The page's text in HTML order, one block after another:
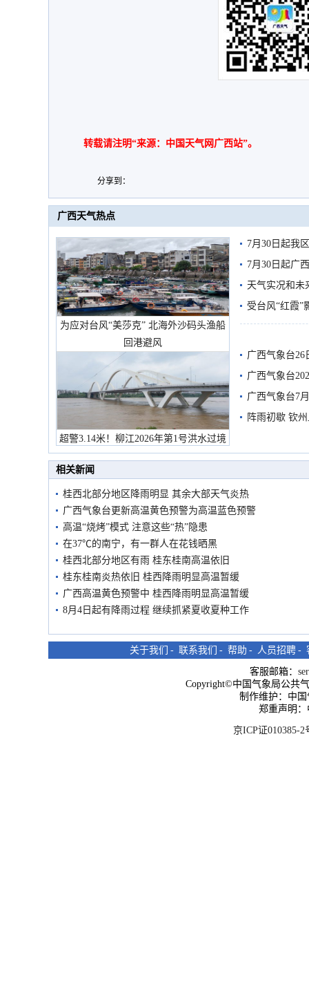
转载请注明“来源：中国天气网广西站”。
分享到：
广西天气热点
为应对台风“美莎克” 北海外沙码头渔船
回港避风
超警3.14米！柳江2026年第1号洪水过境
市民在堤岸见证汛况
7月30日起我
7月30日起广
天气实况和未
受台风“红霞”
有较强降雨
广西气象台26
广西气象台
预警
广西气象台7
阵雨初歇 钦
相关新闻
桂西北部分地区降雨明显 其余大部天气炎热
广西气象台更新高温黄色预警为高温蓝色预警
高温“烧烤”模式 注意这些“热”隐患
在37℃的南宁，有一群人在花钱晒黑
桂西北部分地区有雨 桂东桂南高温依旧
桂东桂南炎热依旧 桂西降雨明显高温暂缓
广西高温黄色预警中 桂西降雨明显高温暂缓
8月4日起有降雨过程 继续抓紧夏收夏种工作
关于我们 - 联系我们 - 帮助 - 人员招聘 -
客服邮箱：
Copyright©中国气象局公共
制作维护：中
郑重声明
京ICP证010385-2